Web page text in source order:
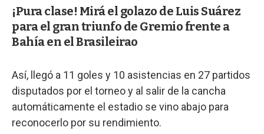
¡Pura clase! Mirá el golazo de Luis Suárez
para el gran triunfo de Gremio frente a
Bahía en el Brasileirao
Así, llegó a 11 goles y 10 asistencias en 27 partidos
disputados por el torneo y al salir de la cancha
automáticamente el estadio se vino abajo para
reconocerlo por su rendimiento.